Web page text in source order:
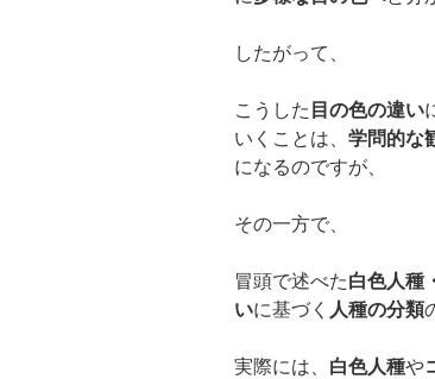
したがって、
こうした 目の色の違い
いくことは、 学問的な
になるのですが、
その一方で、
冒頭で述べた白色人種
いに基づく 人種の分類
実際には、 白色人種や